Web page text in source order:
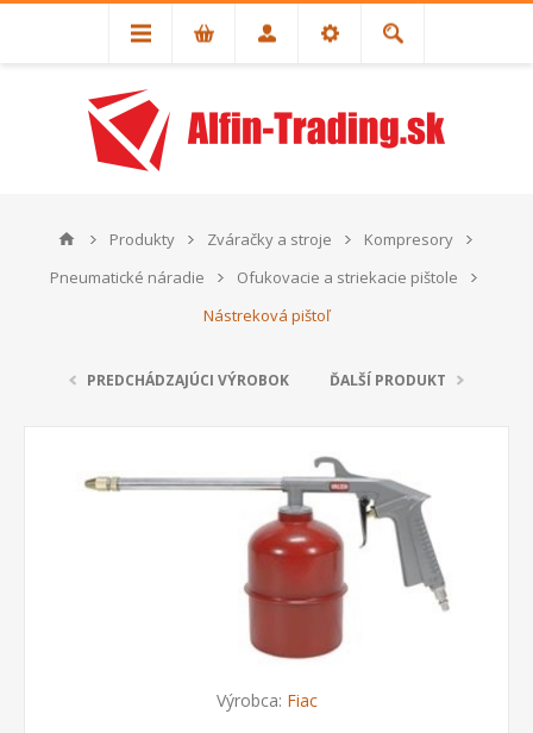
Produkty Zváračky a stroje
Kompresory
Pneumatické náradie
Ofukovacie a striekacie pištole
Nástreková pištoľ
PREDCHÁDZAJÚCI VÝROBOK ĎALŠÍ PRODUKT
Výrobca: Fiac